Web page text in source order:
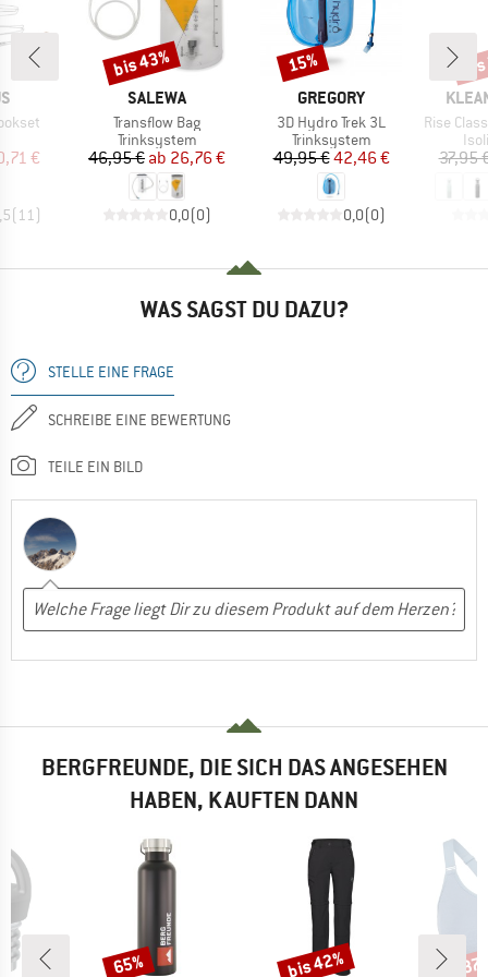
Preis
€
(11 )
MARKE
SALEWA
Artikel
Transflow Bag
Produktgruppe
Trinksystem
Preis
46,95 € reduzierter Preis
ab 26,76 €
0,0(0)
Rabatt
bis 43%
MARKE
GREGORY
Artikel
3D Hydro Trek 3L
Produktgruppe
Trinksystem
Preis
49,95 €reduzierter Preis
42,46 €
0,0(0)
Rabatt
15%
Artikel
Rise Classic
37,95
WAS SAGST DU DAZU?
STELLE EINE FRAGE
SCHREIBE EINE BEWERTUNG
TEILE EIN BILD
BERGFREUNDE, DIE SICH DAS ANGESEHEN
HABEN, KAUFTEN DANN
Rabatt
65% Rabatt
bis 42%